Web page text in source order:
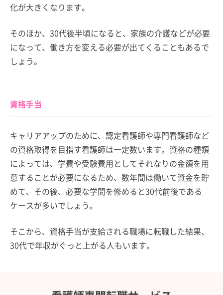
化が大きくなります。
そのほか、30代後半頃になると、家族の介護などが必要
になって、働き方を変える必要が出てくることもあるで
しょう。
資格手当
キャリアアップのために、認定看護師や専門看護師など
の資格取得を目指す看護師は一定数います。資格の種類
によっては、学費や受験費用としてそれなりの金額を用
意することが必要になるため、数年間は働いて資金を貯
めて、その後、必要な学問を修めると30代前後である
ケースが多いでしょう。
そこから、資格手当が支給される職場に転職した結果、
30代で年収がぐっと上がる人もいます。